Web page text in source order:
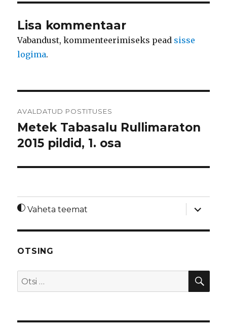
Lisa kommentaar
Vabandust, kommenteerimiseks pead sisse
logima.
AVALDATUD POSTITUSES
Metek Tabasalu Rullimaraton
2015 pildid, 1. osa
Vaheta teemat
laienda
OTSING
Otsi: